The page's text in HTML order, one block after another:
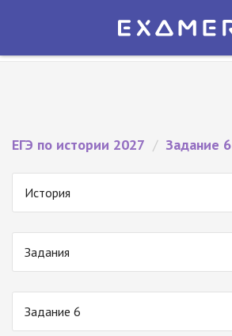
Экзамер — ЕГЭ 2027
ЕГЭ по истории 2027 / Задание 6
История
Задания
Задание 6